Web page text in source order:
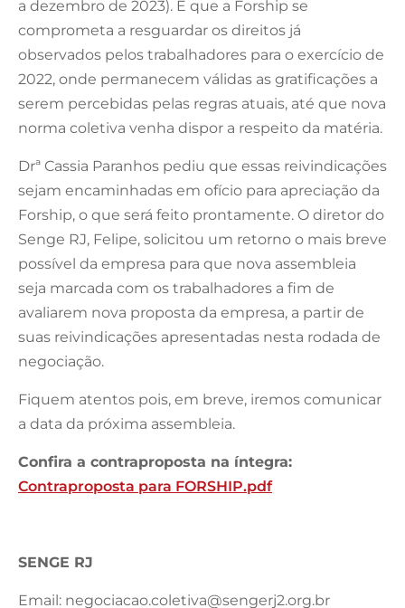
a dezembro de 2023). E que a Forship se
comprometa a resguardar os direitos já
observados pelos trabalhadores para o exercício de
2022, onde permanecem válidas as gratificações a
serem percebidas pelas regras atuais, até que nova
norma coletiva venha dispor a respeito da matéria.
Drª Cassia Paranhos pediu que essas reivindicações
sejam encaminhadas em ofício para apreciação da
Forship, o que será feito prontamente. O diretor do
Senge RJ, Felipe, solicitou um retorno o mais breve
possível da empresa para que nova assembleia
seja marcada com os trabalhadores a fim de
avaliarem nova proposta da empresa, a partir de
suas reivindicações apresentadas nesta rodada de
negociação.
Fiquem atentos pois, em breve, iremos comunicar
a data da próxima assembleia.
Confira a contraproposta na íntegra:
Contraproposta para FORSHIP.pdf
SENGE RJ
Email: negociacao.coletiva@sengerj2.org.br